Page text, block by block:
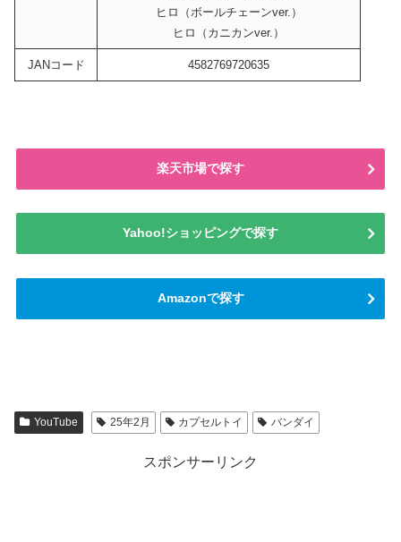
ヒロ（ボールチェーンver.）
ヒロ（カニカンver.）
JANコード 4582769720635
楽天市場で探す
Yahoo!ショッピングで探す
Amazonで探す
YouTube 25年2月 カプセルトイ バンダイ
スポンサーリンク